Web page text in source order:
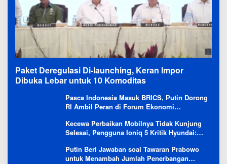
Paket Deregulasi Di-launching, Keran Impor
Dibuka Lebar untuk 10 Komoditas
Pasca Indonesia Masuk BRICS, Putin Dorong
RI Ambil Peran di Forum Ekonomi
Kecewa Perbaikan Mobilnya Tidak Kunjung
Selesai, Pengguna Ioniq 5 Kritik Hyundai:
Sales
Putin Beri Jawaban soal Tawaran Prabowo
untuk Menambah Jumlah Penerbangan